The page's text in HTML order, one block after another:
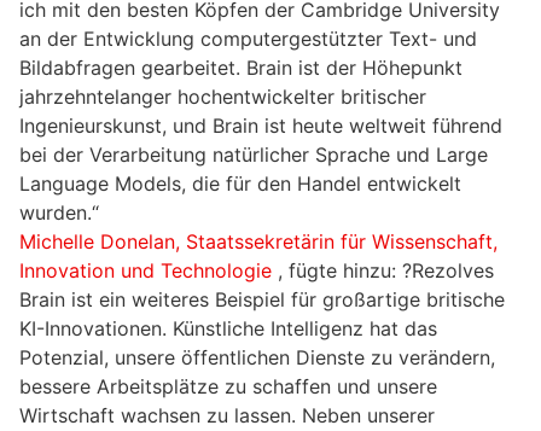
ich mit den besten Köpfen der Cambridge University
an der Entwicklung computergestützter Text- und
Bildabfragen gearbeitet. Brain ist der Höhepunkt
jahrzehntelanger hochentwickelter britischer
Ingenieurskunst, und Brain ist heute weltweit führend
bei der Verarbeitung natürlicher Sprache und Large
Language Models, die für den Handel entwickelt
wurden.“
Michelle Donelan, Staatssekretärin für Wissenschaft,
Innovation und Technologie , fügte hinzu: ?Rezolves
Brain ist ein weiteres Beispiel für großartige britische
KI-Innovationen. Künstliche Intelligenz hat das
Potenzial, unsere öffentlichen Dienste zu verändern,
bessere Arbeitsplätze zu schaffen und unsere
Wirtschaft wachsen zu lassen. Neben unserer